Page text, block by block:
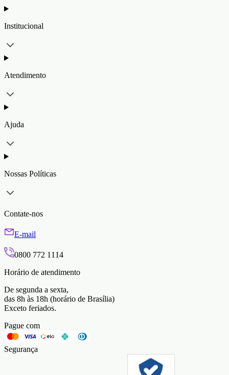
Institucional
Atendimento
Ajuda
Nossas Políticas
Contate-nos
E-mail
0800 772 1114
Horário de atendimento
De segunda a sexta,
das 8h às 18h (horário de Brasília)
Exceto feriados.
Pague com
Segurança